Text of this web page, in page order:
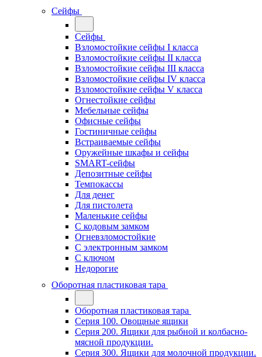
Сейфы
Сейфы
Взломостойкие сейфы I класса
Взломостойкие сейфы II класса
Взломостойкие сейфы III класса
Взломостойкие сейфы IV класса
Взломостойкие сейфы V класса
Огнестойкие сейфы
Мебельные сейфы
Офисные сейфы
Гостиничные сейфы
Встраиваемые сейфы
Оружейные шкафы и сейфы
SMART-сейфы
Депозитные сейфы
Темпокассы
Для денег
Для пистолета
Маленькие сейфы
С кодовым замком
Огневзломостойкие
С электронным замком
С ключом
Недорогие
Оборотная пластиковая тара
Оборотная пластиковая тара
Серия 100. Овощные ящики
Серия 200. Ящики для рыбной и колбасно-
мясной продукции.
Серия 300. Ящики для молочной продукции.